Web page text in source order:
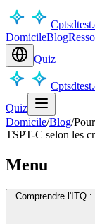
DomicileBlog
Quiz
Quiz
Domicile/Blog/
TSPT-C selon les
Menu
Comprendre l'ITQ